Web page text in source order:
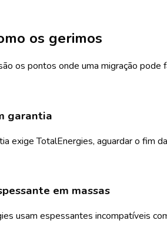
os gerimos
os pontos onde uma migração pode
garantia
exige TotalEnergies, aguardar o fim
em massas
usam espessantes incompatíveis